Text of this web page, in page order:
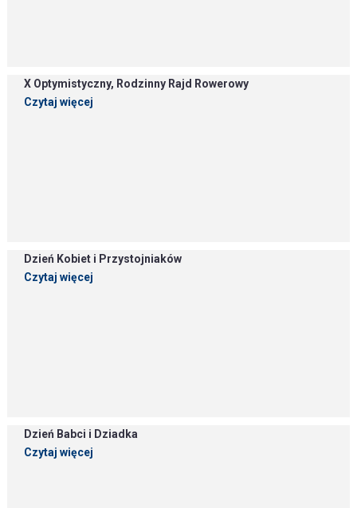
X Optymistyczny, Rodzinny Rajd Rowerowy
Czytaj więcej
Dzień Kobiet i Przystojniaków
Czytaj więcej
Dzień Babci i Dziadka
Czytaj więcej